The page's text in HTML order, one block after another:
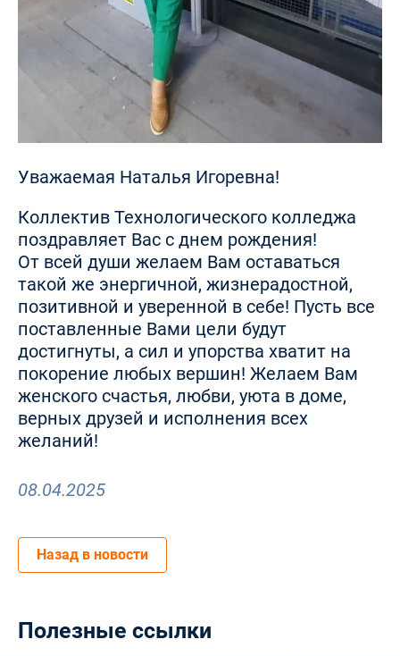
Уважаемая Наталья Игоревна!
Коллектив Технологического колледжа
поздравляет Вас с днем рождения!
От всей души желаем Вам оставаться
такой же энергичной, жизнерадостной,
позитивной и уверенной в себе! Пусть все
поставленные Вами цели будут
достигнуты, а сил и упорства хватит на
покорение любых вершин! Желаем Вам
женского счастья, любви, уюта в доме,
верных друзей и исполнения всех
желаний!
08.04.2025
Назад в новости
Полезные ссылки